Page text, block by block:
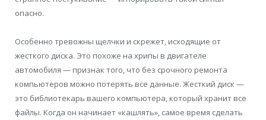
опасно.
Особенно тревожны щелчки и скрежет, исходящие от
жесткого диска. Это похоже на хрипы в двигателе
автомобиля — признак того, что без срочного ремонта
компьютеров можно потерять все данные. Жесткий диск —
это библиотекарь вашего компьютера, который хранит все
файлы. Когда он начинает «кашлять», самое время сделать